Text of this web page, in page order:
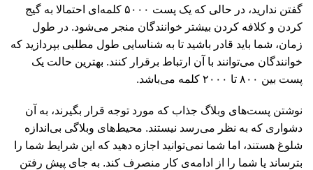
گفتن ندارید، در حالی که یک پست ۵۰۰۰ کلمه‌ای احتمالا به گیج
کردن و کلافه کردن بیشتر خوانندگان منجر می‌شود. در طول
زمان، شما باید قادر باشید تا به شناسایی طول مطلبی بپردازید که
خوانندگان می‌توانند با آن ارتباط برقرار کنند. بهترین حالت یک
پست بین ۸۰۰ تا ۲۰۰۰ کلمه می‌باشد.
نوشتن پست‌های وبلاگ جذاب که مورد توجه قرار بگیرند، به آن
دشواری که به نظر می‌رسد نیستند. محیط‌های وبلاگی بی‌اندازه
شلوغ هستند، اما شما نمی‌توانید اجازه دهید که این شرایط شما را
بترساند یا شما را از ادامه‌ی کار منصرف کند. به جای پیش رفتن